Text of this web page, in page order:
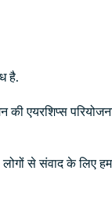
है.
एयरशिप्स
से संवाद के लिए